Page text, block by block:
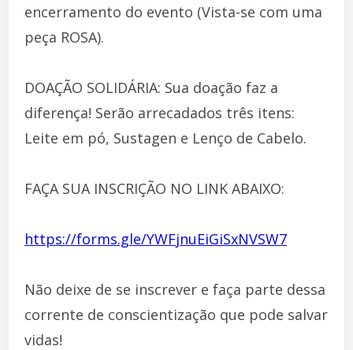
encerramento do evento (Vista-se com uma
peça ROSA).
DOAÇÃO SOLIDÁRIA: Sua doação faz a
diferença! Serão arrecadados três itens:
Leite em pó, Sustagen e Lenço de Cabelo.
FAÇA SUA INSCRIÇÃO NO LINK ABAIXO:
https://forms.gle/YWFjnuEiGiSxNVSW7
Não deixe de se inscrever e faça parte dessa
corrente de conscientização que pode salvar
vidas!